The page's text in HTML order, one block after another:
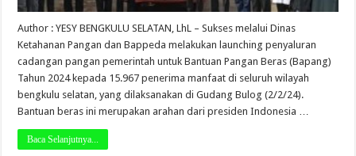
Author : YESY BENGKULU SELATAN, LhL – Sukses melalui Dinas
Ketahanan Pangan dan Bappeda melakukan launching penyaluran
cadangan pangan pemerintah untuk Bantuan Pangan Beras (Bapang)
Tahun 2024 kepada 15.967 penerima manfaat di seluruh wilayah
bengkulu selatan, yang dilaksanakan di Gudang Bulog (2/2/24).
Bantuan beras ini merupakan arahan dari presiden Indonesia …
Baca Selanjutnya...